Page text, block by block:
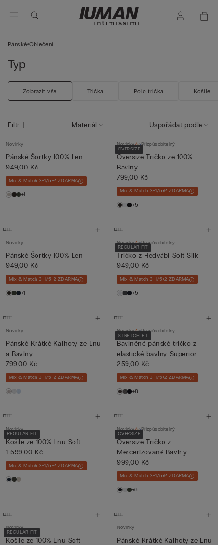
Pánské Oblečení
Typ
Zobrazit vše Trička Polo trička Košile
Filtr Materiál Uspořádat podle
Novinky
Pánské Šortky 100% Len
949,00 Kč
Mix & Match 3+1/5+2 ZDARMA
+1
OVERSIZE
Novinky Přizpůsobitelný
Oversize Tričko ze 100%
Bavlny
799,00 Kč
Mix & Match 3+1/5+2 ZDARMA
+5
Novinky
Pánské Šortky 100% Len
949,00 Kč
Mix & Match 3+1/5+2 ZDARMA
+1
REGULAR FIT
Novinky Přizpůsobitelný
Tričko z Hedvábí Soft Silk
949,00 Kč
Mix & Match 3+1/5+2 ZDARMA
+5
Novinky
Pánské Krátké Kalhoty ze Lnu
a Bavlny
799,00 Kč
Mix & Match 3+1/5+2 ZDARMA
STRETCH FIT
Novinky Přizpůsobitelný
Bavlněné pánské tričko z
elastické bavlny Superior
259,00 Kč
Mix & Match 3+1/5+2 ZDARMA
+8
REGULAR FIT
Novinky
Košile ze 100% Lnu Soft
1 599,00 Kč
Mix & Match 3+1/5+2 ZDARMA
OVERSIZE
Novinky Přizpůsobitelný
Oversize Tričko z
Mercerizované Bavlny
Superlight ...
999,00 Kč
Mix & Match 3+1/5+2 ZDARMA
+3
REGULAR FIT
Novinky
Košile ze 100% Lnu Soft
Novinky
Pánské Krátké Kalhoty ze Lnu